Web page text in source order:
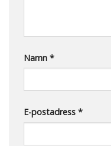
Namn *
E-postadress *